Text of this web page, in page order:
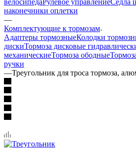
велосипедаРулевое управлениеСедла
наконечники оплетки
—
Комплектующие к тормозам
Адаптеры тормозныеКолодки
дискиТормоза дисковые
механическиеТормоза ободные
ручки
—Треугольник для троса тормоза,